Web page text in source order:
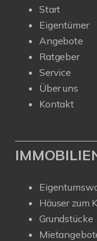
Start
Eigentümer
Angebote
Ratgeber
Service
Über uns
Kontakt
Häuser zum
Grundstücke